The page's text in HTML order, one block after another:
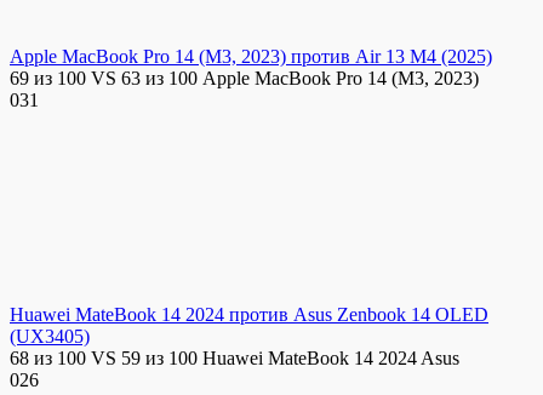
Apple MacBook Pro 14 (M3, 2023) против Air 13 M4 (2025)
69 из 100 VS 63 из 100 Apple MacBook Pro 14 (M3, 2023)
031
Huawei MateBook 14 2024 против Asus Zenbook 14 OLED
(UX3405)
68 из 100 VS 59 из 100 Huawei MateBook 14 2024 Asus
026